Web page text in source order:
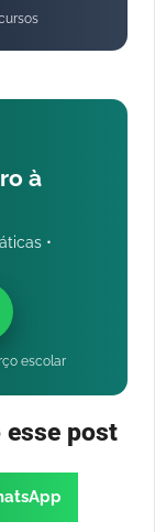
à
•
escolar
post